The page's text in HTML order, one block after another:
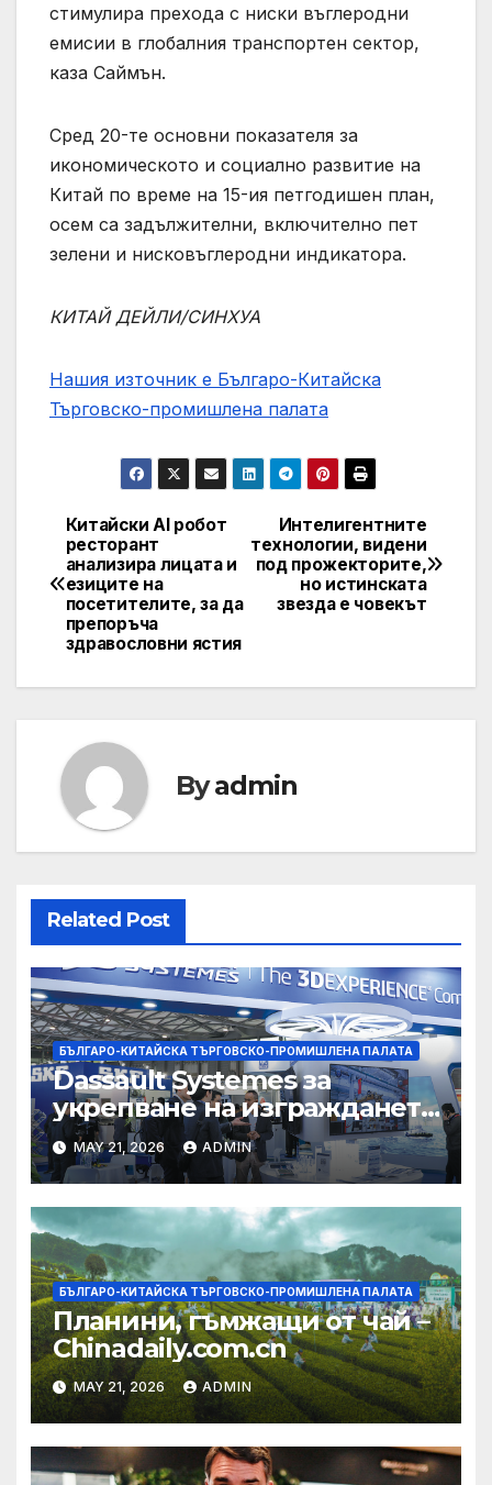
стимулира прехода с ниски въглеродни
емисии в глобалния транспортен сектор,
каза Саймън.
Сред 20-те основни показателя за
икономическото и социално развитие на
Китай по време на 15-ия петгодишен план,
осем са задължителни, включително пет
зелени и нисковъглеродни индикатора.
КИТАЙ ДЕЙЛИ/СИНХУА
Нашия източник е Българо-Китайска
Търговско-промишлена палaта
Post
navigation
Интелигентните
технологии, видени
под прожекторите,
но истинската
звезда е човекът
Китайски AI робот
ресторант
анализира лицата и
езиците на
посетителите, за да
препоръча
здравословни ястия
Byadmin
Related Post
БЪЛГАРО-КИТАЙСКА ТЪРГОВСКО-ПРОМИШЛЕНА ПАЛАТА
Dassault Systemes за
укрепване на изграждането
на AI екосистема в Китай
MAY 21, 2026 ADMIN
БЪЛГАРО-КИТАЙСКА ТЪРГОВСКО-ПРОМИШЛЕНА ПАЛАТА
Планини, гъмжащи от чай –
Chinadaily.com.cn
MAY 21, 2026 ADMIN